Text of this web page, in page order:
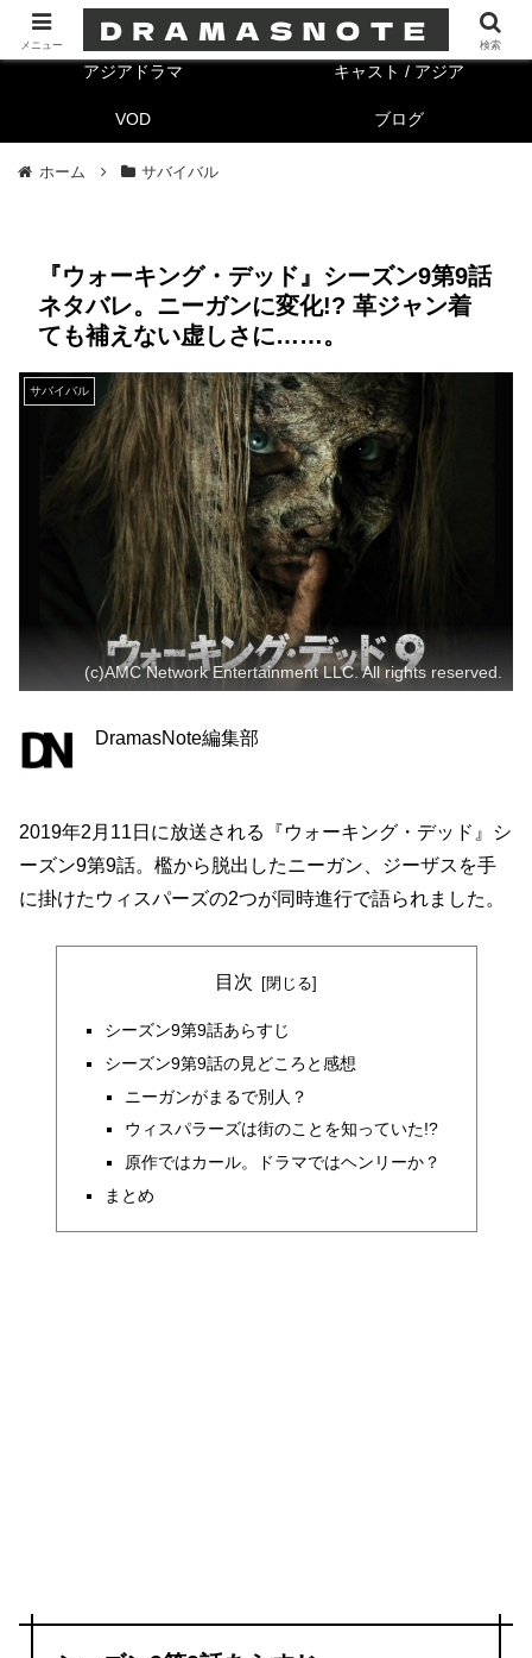
海外ドラマ キャスト/海外
アジアドラマ キャスト / アジア
VOD ブログ
ホーム サバイバル
『ウォーキング・デッド』シーズン9第9話
ネタバレ。ニーガンに変化!? 革ジャン着
ても補えない虚しさに……。
サバイバル
(c)AMC Network Entertainment LLC. All rights reserved.
DramasNote編集部
2019年2月11日に放送される『ウォーキング・デッド』シ
ーズン9第9話。檻から脱出したニーガン、ジーザスを手
に掛けたウィスパーズの2つが同時進行で語られました。
目次
シーズン9第9話あらすじ
シーズン9第9話の見どころと感想
ニーガンがまるで別人？
ウィスパラーズは街のことを知っていた!?
原作ではカール。ドラマではヘンリーか？
まとめ
メニュー 検索